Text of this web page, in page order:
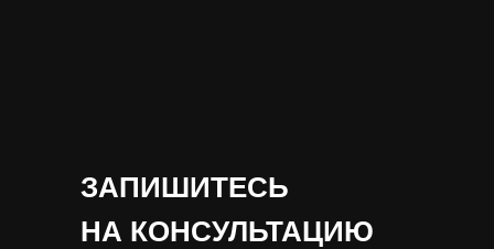
ЗАПИШИТЕСЬ
НА КОНСУЛЬТАЦИЮ